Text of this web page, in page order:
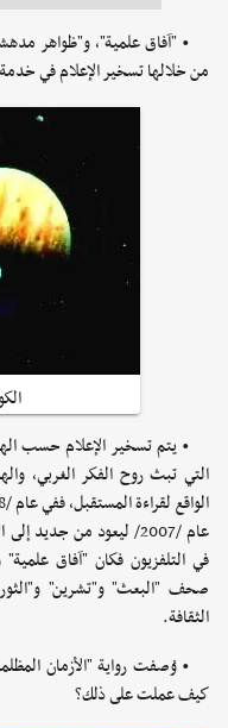
• "آفاق علمية"، و"ظواهر
من خلالها تسخير الإعلام في
• يتم تسخير الإعلام حسب
التي تبث روح الفكر الغربي،
عام /2007/ ليعود من
في التلفزيون فكان "آفاق
صحف "البعث" و"تشرين"
الثقافة.
• وُصفت رواية "الأزمان
كيف عملت على ذلك؟